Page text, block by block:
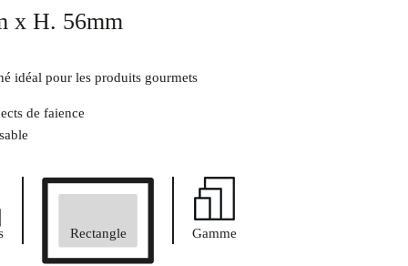
x H. 56mm
idéal pour les produits gourmets
de faience
Rectangle Gamme